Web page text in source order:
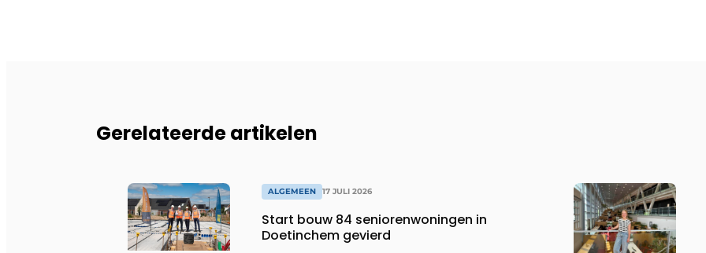
Gerelateerde artikelen
ALGEMEEN 17 JULI 2026
Start bouw 84 seniorenwoningen in
Doetinchem gevierd